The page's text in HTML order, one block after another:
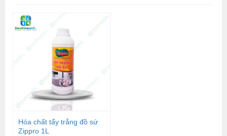
Hóa chất tẩy trắng đồ sứ
Zippro 1L